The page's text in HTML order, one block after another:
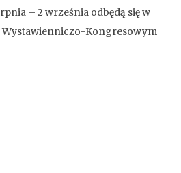
– 2 września odbędą się w
Wystawienniczo-Kongresowym